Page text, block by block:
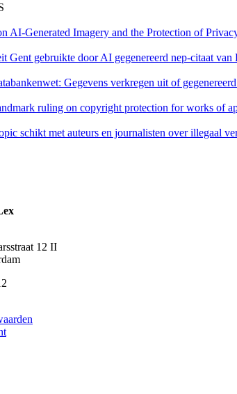
AI-Generated Imagery and the Protection of
Gent gebruikte door AI gegenereerd nep-citaat van
Gegevens verkregen uit of
ruling on copyright protection for works of
schikt met auteurs en journalisten over illegaal
12 II